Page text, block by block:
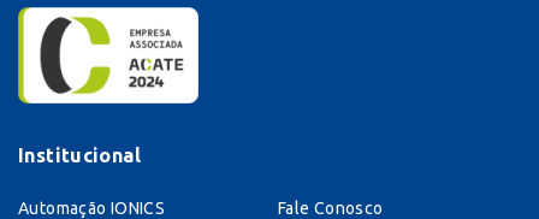
Institucional
Automação IONICS Fale Conosco